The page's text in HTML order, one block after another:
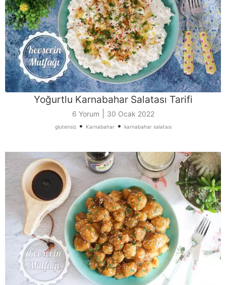
Yoğurtlu Karnabahar Salatası Tarifi
6 Yorum 30 Ocak 2022
glutensiz• Karnabahar• karnabahar salatası